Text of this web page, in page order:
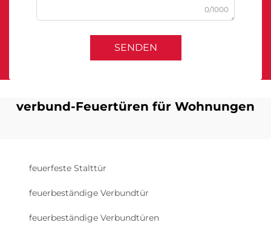
0/1000
SENDEN
verbund-Feuertüren für Wohnungen
feuerfeste Stalttür
feuerbeständige Verbundtür
feuerbeständige Verbundtüren